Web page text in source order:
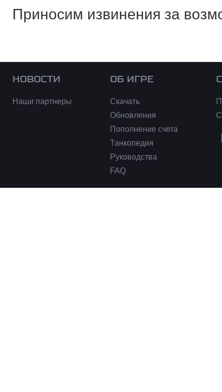
Приносим извинения за
НОВОСТИ
Наши партнеры
ОБ ИГРЕ
Скачать
Обновления
Пополнение счета
Танкопедия
Руководства
FAQ